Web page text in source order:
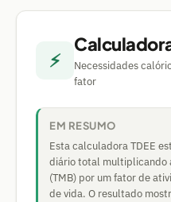
⚡
Necessidades
fator
EM RESUMO
Esta calculadora TDEE
diário total multiplicando
(TMB) por um fator de
de vida. O resultado